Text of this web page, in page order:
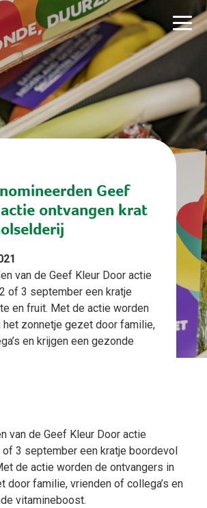
Geef
ontvangen krat
van de Geef Kleur Door actie
of 3 september een kratje
en fruit. Met de actie worden
het zonnetje gezet door familie,
en krijgen een gezonde
van de Geef Kleur Door actie
of 3 september een kratje boordevol
de actie worden de ontvangers in
door familie, vrienden of collega’s en
vitamineboost.